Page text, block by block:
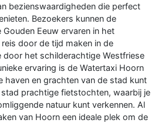
bezienswaardigheden die perfect
Bezoekers kunnen de
Eeuw ervaren in het
door de tijd maken in de
het schilderachtige Westfriese
ervaring is de Watertaxi Hoorn
haven en grachten van de stad kunt
prachtige fietstochten, waarbij je
natuur kunt verkennen. Al
van Hoorn een ideale plek om de